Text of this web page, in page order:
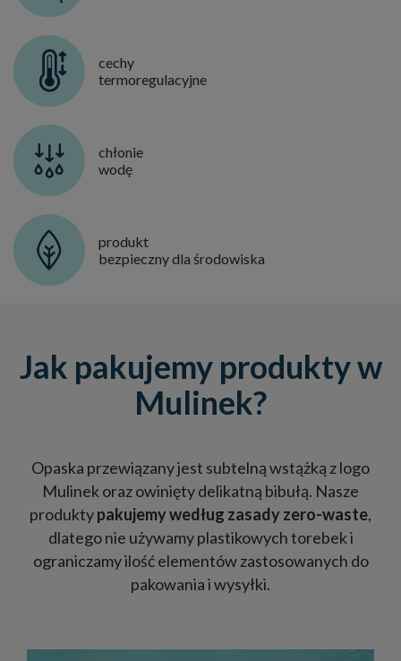
cechy
termoregulacyjne
chłonie
wodę
produkt
bezpieczny dla środowiska
Jak pakujemy produkty w
Mulinek?
Opaska przewiązany jest subtelną wstążką z logo
Mulinek oraz owinięty delikatną bibułą. Nasze
produktypakujemy według zasady zero-waste,
dlatego nie używamy plastikowych torebek i
ograniczamy ilość elementów zastosowanych do
pakowania i wysyłki.